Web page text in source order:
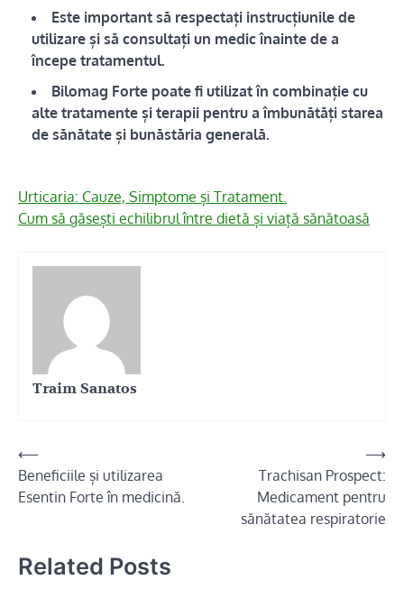
Este important să respectați instrucțiunile de
utilizare și să consultați un medic înainte de a
începe tratamentul.
Bilomag Forte poate fi utilizat în combinație cu
alte tratamente și terapii pentru a îmbunătăți starea
de sănătate și bunăstăria generală.
Urticaria: Cauze, Simptome și Tratament.
Cum să găsești echilibrul între dietă și viață sănătoasă
Traim Sanatos
Navigare
în
⟵
Beneficiile și utilizarea
Esentin Forte în medicină.
Trachisan Prospect:
Medicament pentru
sănătatea respiratorie
⟶
Related Posts